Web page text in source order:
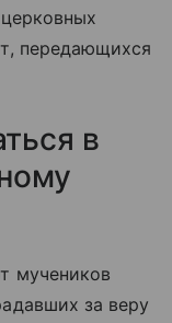
передающихся
в
мучеников
за веру